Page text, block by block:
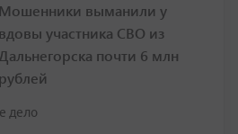
Мошенники выманили у
вдовы участника СВО из
почти 6 млн
рублей
дело